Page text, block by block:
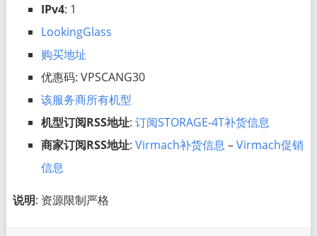
IPv4: 1
LookingGlass
购买地址
优惠码: VPSCANG30
该服务商所有机型
机型订阅RSS地址: 订阅STORAGE-4T补货信息
商家订阅RSS地址: Virmach补货信息 –Virmach促销
信息
说明: 资源限制严格